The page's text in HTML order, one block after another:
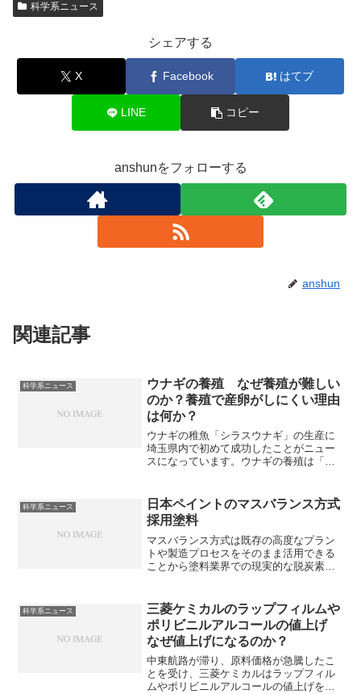
科学系ニュース
シェアする
X Facebook はてブ
LINE コピー
anshunをフォローする
anshun
関連記事
科学系ニュース
ウナギの養殖 なぜ養殖が難しい
のか？養殖で産卵がしにくい理由
は何か？
ウナギの稚魚「シラスウナギ」の生産に
埼玉県内で初めて成功したことがニュー
スになっています。ウナギの養殖は「生
全養殖にはまだ時間がかかるとされてい
ます。なぜ、ウナギの養殖が難しいのか
を知ることができる記事になっていま
す。
科学系ニュース
日本ペイントのマスバランス方式
採用塗料
マスバランス方式は既存の高度なプラン
トや製造プロセスをそのまま活用できる
ことから塗料業界での現実的な脱炭素化
科学系ニュース
三菱ケミカルのラップフィルムや
ポリビニルアルコールの値上げ
なぜ値上げになるのか？
中東航路が滞り、原料価格が急騰したこ
とを受け、三菱ケミカルはラップフィル
ムやポリビニルアルコールの値上げを発